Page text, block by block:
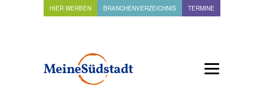
HIER WERBEN BRANCHENVERZEICHNIS TERMINE